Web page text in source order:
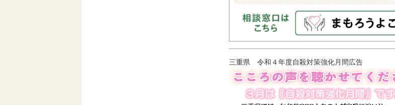
三重県 令和４年度自殺対策強化月間広告